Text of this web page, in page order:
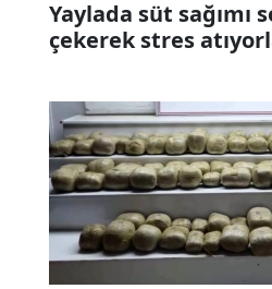
Yaylada süt sağımı
çekerek stres